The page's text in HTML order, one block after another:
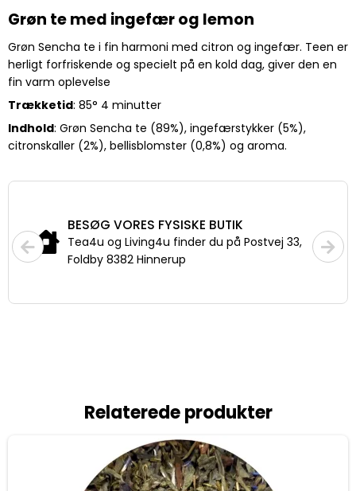
Grøn te med ingefær og lemon
Grøn Sencha te i fin harmoni med citron og ingefær. Teen er
herligt forfriskende og specielt på en kold dag, giver den en
fin varm oplevelse
Trækketid: 85° 4 minutter
Indhold: Grøn Sencha te (89%), ingefærstykker (5%),
citronskaller (2%), bellisblomster (0,8%) og aroma.
FRAGT
Priser fra 29,-
Fri fragt fra 399,- til pakkeshop
Relaterede produkter